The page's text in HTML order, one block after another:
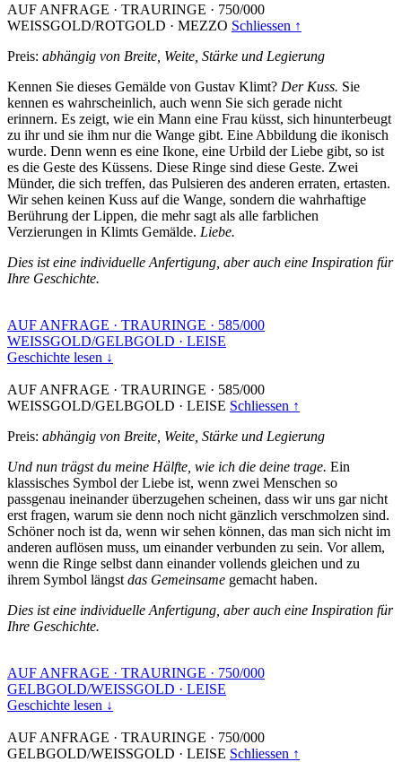
AUF ANFRAGE · TRAURINGE · 750/000
WEISSGOLD/ROTGOLD · MEZZO Schliessen ↑
Preis: abhängig von Breite, Weite, Stärke und Legierung
Kennen Sie dieses Gemälde von Gustav Klimt? Der Kuss. Sie
kennen es wahrscheinlich, auch wenn Sie sich gerade nicht
erinnern. Es zeigt, wie ein Mann eine Frau küsst, sich hinunterbeugt
zu ihr und sie ihm nur die Wange gibt. Eine Abbildung die ikonisch
wurde. Denn wenn es eine Ikone, eine Urbild der Liebe gibt, so ist
es die Geste des Küssens. Diese Ringe sind diese Geste. Zwei
Münder, die sich treffen, das Pulsieren des anderen erraten, ertasten.
Wir sehen keinen Kuss auf die Wange, sondern die wahrhaftige
Berührung der Lippen, die mehr sagt als alle farblichen
Verzierungen in Klimts Gemälde. Liebe.
Dies ist eine individuelle Anfertigung, aber auch eine Inspiration für
Ihre Geschichte.
AUF ANFRAGE · TRAURINGE · 585/000
WEISSGOLD/GELBGOLD · LEISE
Geschichte lesen ↓
AUF ANFRAGE · TRAURINGE · 585/000
WEISSGOLD/GELBGOLD · LEISE Schliessen ↑
Preis: abhängig von Breite, Weite, Stärke und Legierung
Und nun trägst du meine Hälfte, wie ich die deine trage. Ein
klassisches Symbol der Liebe ist, wenn zwei Menschen so
passgenau ineinander überzugehen scheinen, dass wir uns gar nicht
erst fragen, warum sie denn noch nicht gänzlich verschmolzen sind.
Schöner noch ist da, wenn wir sehen können, das man sich nicht im
anderen auflösen muss, um einander verbunden zu sein. Vor allem,
wenn die Ringe selbst dann einander vollends gleichen und zu
ihrem Symbol längst das Gemeinsame gemacht haben.
Dies ist eine individuelle Anfertigung, aber auch eine Inspiration für
Ihre Geschichte.
AUF ANFRAGE · TRAURINGE · 750/000
GELBGOLD/WEISSGOLD · LEISE
Geschichte lesen ↓
AUF ANFRAGE · TRAURINGE · 750/000
GELBGOLD/WEISSGOLD · LEISE Schliessen ↑